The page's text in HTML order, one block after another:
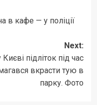
в кафе — у поліції
Next:
підліток під час
вкрасти тую в
парку. Фото